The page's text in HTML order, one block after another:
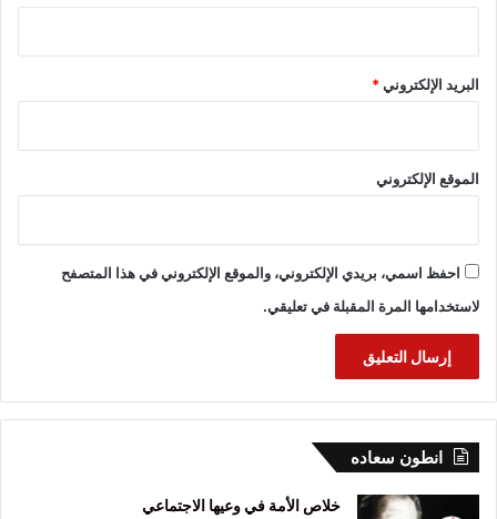
البريد الإلكتروني*
الموقع الإلكتروني
احفظ اسمي، بريدي الإلكتروني، والموقع الإلكتروني في هذا المتصفح
لاستخدامها المرة المقبلة في تعليقي.
انطون سعاده
خلاص الأمة في وعيها الاجتماعي